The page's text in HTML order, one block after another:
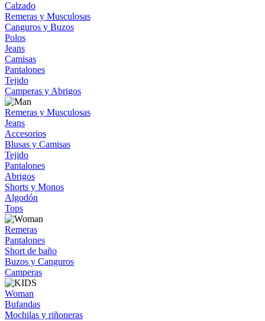
Calzado
Remeras y Musculosas
Canguros y Buzos
Polos
Jeans
Camisas
Pantalones
Tejido
Camperas y Abrigos
Remeras y Musculosas
Jeans
Accesorios
Blusas y Camisas
Tejido
Pantalones
Abrigos
Shorts y Monos
Algodón
Tops
Remeras
Pantalones
Short de baño
Buzos y Canguros
Camperas
Woman
Bufandas
Mochilas y riñoneras